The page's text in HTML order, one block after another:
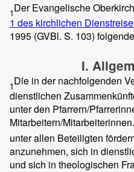
1Der Evangelische
1 des kirchlichen
1995 (GVBl. S. 103)
I.
1Die in der nachfolgenden
dienstlichen
unter den Pfarrern/
Mitarbeitern/Mitarbeiterinnen.
unter allen Beteiligten
anzunehmen, sich in
und sich in theologischen